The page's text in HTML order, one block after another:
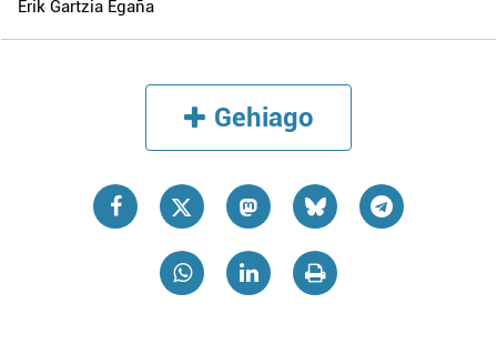
Erik Gartzia Egaña
Gehiago